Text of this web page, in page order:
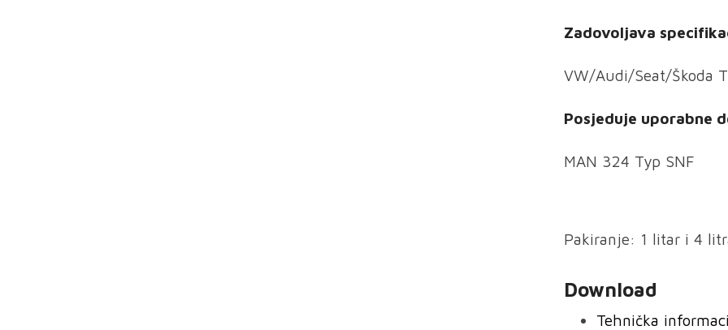
Zadovoljava
VW/Audi/Seat/Škoda
Posjeduje uporabne
MAN 324 Typ SNF
Pakiranje: 1 litar i 4
Download
Tehnička